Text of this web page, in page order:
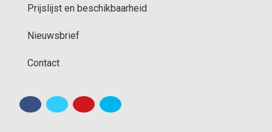
Prijslijst en beschikbaarheid
Nieuwsbrief
Contact